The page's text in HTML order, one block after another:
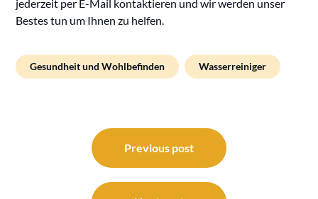
jederzeit per E-Mail kontaktieren und wir werden unser
Bestes tun um Ihnen zu helfen.
Gesundheit und Wohlbefinden Wasserreiniger
Beitragsnavigation
Previous post